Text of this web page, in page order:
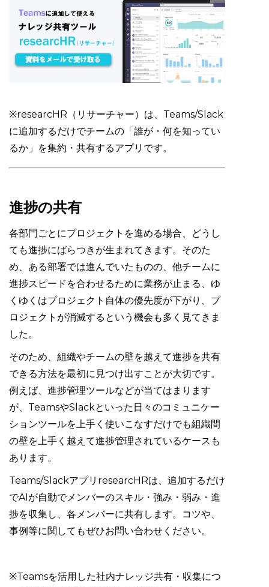
※researcHR（リサーチャー）は、Teams/Slack
に追加するだけでチームの「誰が・何を知ってい
るか」を集約・共有するアプリです。
進捗の共有
各部門ごとにプロジェクトを進める場合、どうし
ても進捗にばらつきが生まれてきます。そのた
め、ある部署では進んでいたものの、他チームに
進捗スピードを合わせるために業務が止まる、ゆ
くゆくはプロジェクト自体の優先度が下がり、プ
ロジェクトが消滅するという機会も多く見てきま
した。
そのため、組織やチームの壁を越えて進捗を共有
できる方法を最初に見つけ出すことが大切です。
例えば、進捗管理ツールなどが当てはまります
が、TeamsやSlackといった日々のコミュニケー
ションツールを上手く使いこなすだけでも組織間
の壁を上手く越えて進捗管理されているケースも
あります。
Teams/SlackアプリresearcHRは、追加するだけ
でAIが自動でメンバーのスキル・強み・弱み・進
捗を収集し、各メンバーに共有します。コツや、
事例等に関してもぜひお問い合わせください。
※Teamsを活用した社内ナレッジ共有・収集につ